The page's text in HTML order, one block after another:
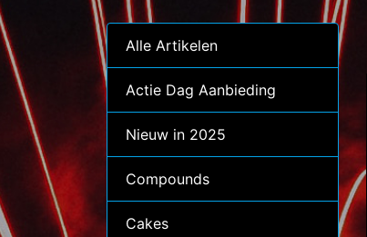
Alle Artikelen
Actie Dag Aanbieding
Nieuw in 2025
Compounds
Cakes